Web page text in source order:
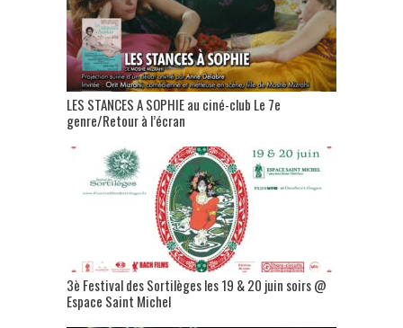
LES STANCES A SOPHIE au ciné-club Le 7e
genre/Retour à l’écran
3è Festival des Sortilèges les 19 & 20 juin soirs @
Espace Saint Michel